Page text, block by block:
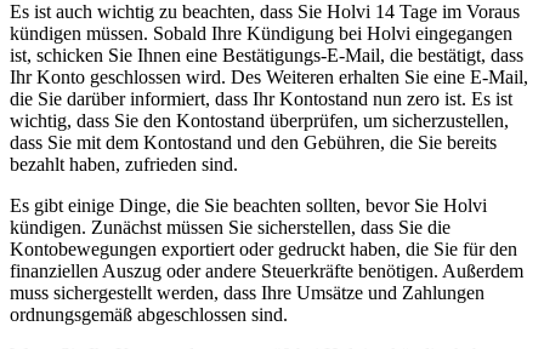
Es ist auch wichtig zu beachten, dass Sie Holvi 14 Tage im Voraus
kündigen müssen. Sobald Ihre Kündigung bei Holvi eingegangen
ist, schicken Sie Ihnen eine Bestätigungs-E-Mail, die bestätigt, dass
Ihr Konto geschlossen wird. Des Weiteren erhalten Sie eine E-Mail,
die Sie darüber informiert, dass Ihr Kontostand nun zero ist. Es ist
wichtig, dass Sie den Kontostand überprüfen, um sicherzustellen,
dass Sie mit dem Kontostand und den Gebühren, die Sie bereits
bezahlt haben, zufrieden sind.
Es gibt einige Dinge, die Sie beachten sollten, bevor Sie Holvi
kündigen. Zunächst müssen Sie sicherstellen, dass Sie die
Kontobewegungen exportiert oder gedruckt haben, die Sie für den
finanziellen Auszug oder andere Steuerkräfte benötigen. Außerdem
muss sichergestellt werden, dass Ihre Umsätze und Zahlungen
ordnungsgemäß abgeschlossen sind.